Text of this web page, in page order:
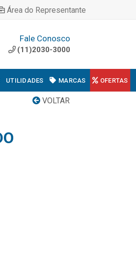
Área do Representante
Fale Conosco
(11)2030-3000
UTILIDADES MARCAS OFERTAS
VOLTAR